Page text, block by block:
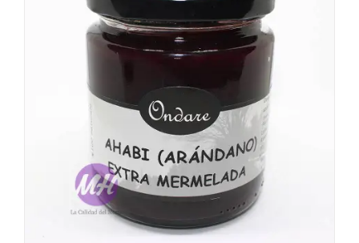
DETALLES